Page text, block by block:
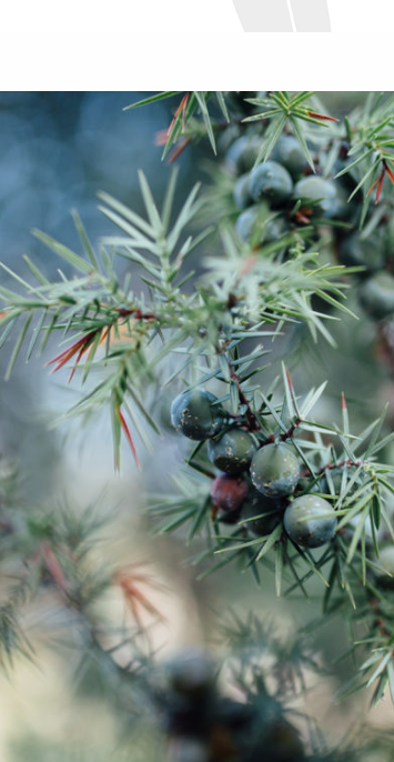
Qui suis-je ?
M’écrire